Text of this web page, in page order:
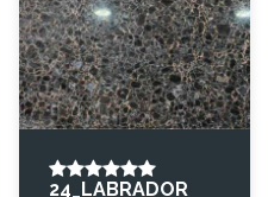
24_LABRADOR